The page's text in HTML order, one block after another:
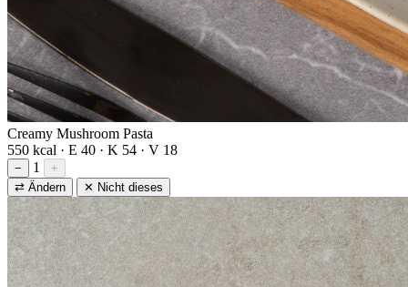
Creamy Mushroom Pasta
550 kcal · E 40 · K 54 · V 18
− 1
+
⇄ Ändern
✕ Nicht dieses